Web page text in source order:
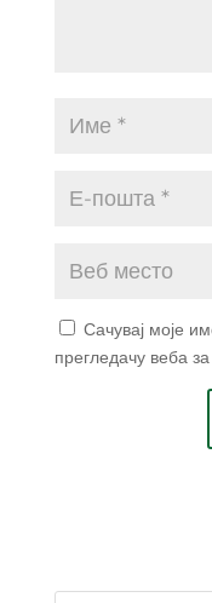
Сачувај моје
прегледачу веба